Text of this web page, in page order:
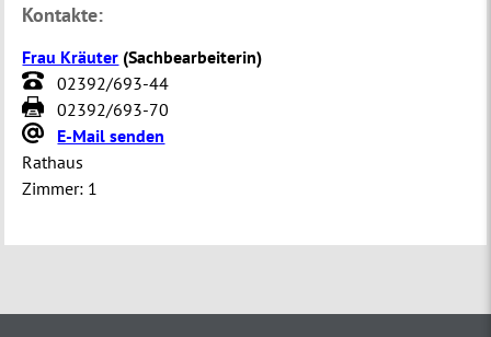
Kontakte:
Frau Kräuter (Sachbearbeiterin)
02392/693-44
02392/693-70
E-Mail senden
Rathaus
Zimmer: 1